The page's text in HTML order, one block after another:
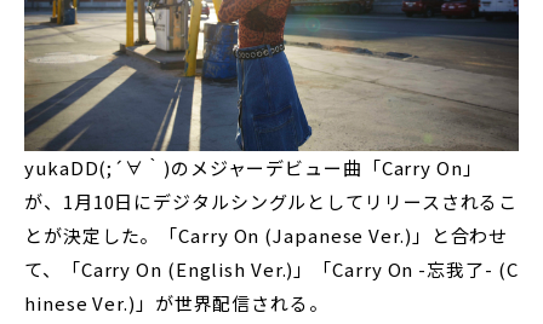
yukaDD(;´∀｀)のメジャーデビュー曲「Carry On」
が、1月10日にデジタルシングルとしてリリースされるこ
とが決定した。「Carry On (Japanese Ver.)」と合わせ
て、「Carry On (English Ver.)」「Carry On -忘我了- (C
hinese Ver.)」が世界配信される。